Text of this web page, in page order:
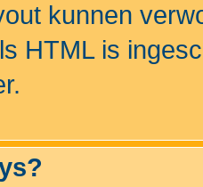
kunnen
HTML is